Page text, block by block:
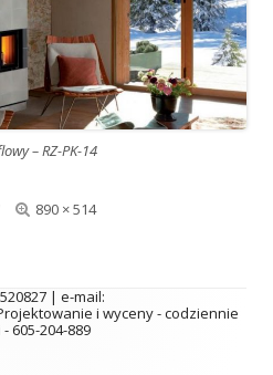
– RZ-PK-14
F
l
l
890 × 514
| e-mail:
i wyceny - codziennie
605-204-889